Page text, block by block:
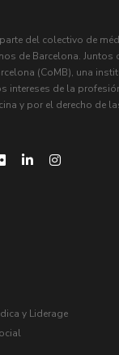
del colectivo de
de Barcelona. Juntos
(CoMB), una
intereses de la
y por el derecho de
y Liderage